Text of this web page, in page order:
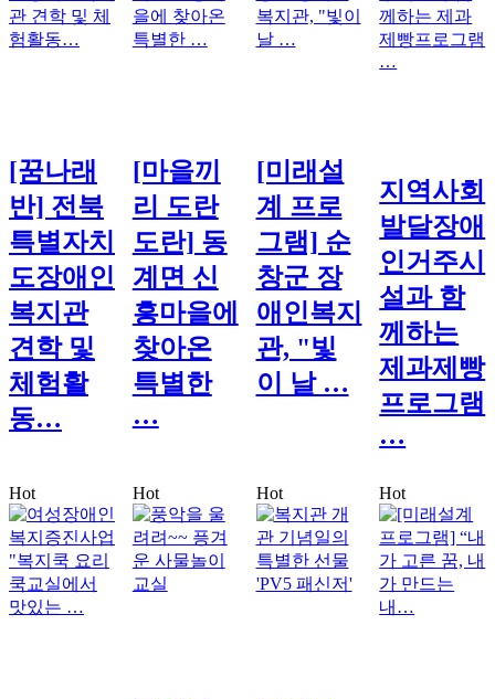
[꿈나래
반] 전북
특별자치
도장애인
복지관
견학 및
체험활
동…
[마을끼
리 도란
도란] 동
계면 신
흥마을에
찾아온
특별한
…
[미래설
계 프로
그램] 순
창군 장
애인복지
관, "빛
이 날 …
지역사회
발달장애
인거주시
설과 함
께하는
제과제빵
프로그램
…
Hot Hot Hot Hot